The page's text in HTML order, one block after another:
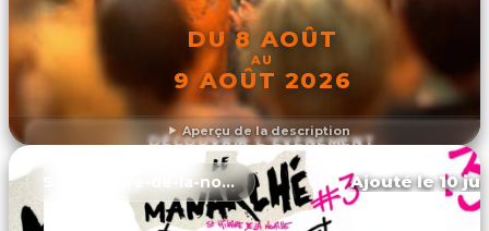
Aperçu de la description
DU 8 AOÛT
AU
9 AOÛT 2026
DÉCOUVRIR L'ÉVÉNEMENT
Saint-hilaire-de-la-noaille Ajouté le 10